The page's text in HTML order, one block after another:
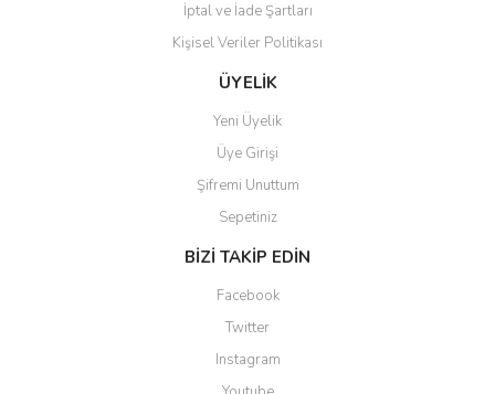
İptal ve İade Şartları
Kişisel Veriler Politikası
ÜYELİK
Yeni Üyelik
Üye Girişi
Şifremi Unuttum
Sepetiniz
BİZİ TAKİP EDİN
Facebook
Twitter
Instagram